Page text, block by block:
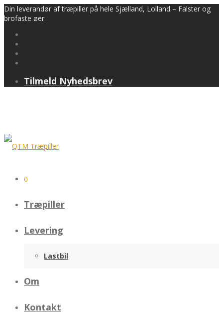
Din leverandør af træpiller på hele Sjælland, Lolland – Falster og
brofaste øer.
Tilmeld Nyhedsbrev
0
Træpiller
Levering
Lastbil
Om
Kontakt